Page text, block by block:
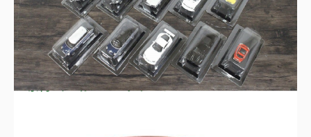
京商 ミニカーコレクション